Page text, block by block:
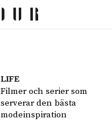
LIFE
Filmer och serier som
serverar den bästa
modeinspiration